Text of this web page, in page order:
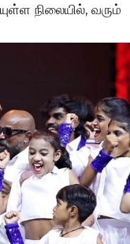
நிலையில், வரும்